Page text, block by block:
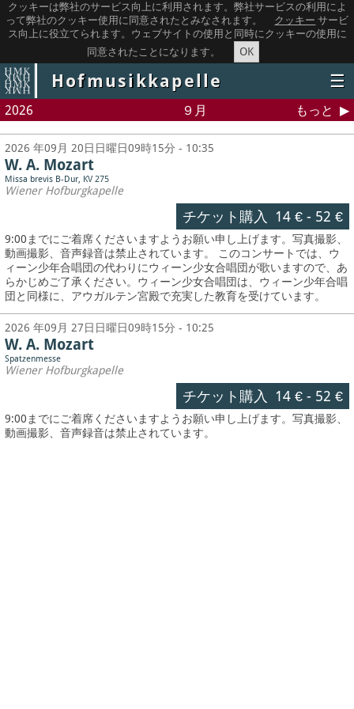
クッキーは弊社のサービス向上に利用されます。弊社サービスの利用によ
って弊社のクッキー使用に同意されたとみなされます。
クッキー サービ
ス向上に役立てられます。ウェブサイトの使用と同時にクッキーの使用に
同意されたことになります。
OK
Hofmusikkapelle ☰
2026 ９月 もっと
2026 年09月 20日日曜日09時15分 - 10:35
W. A. Mozart
Missa brevis B-Dur, KV 275
Wiener Hofburgkapelle
チケット購入 14 €- 52 €
9:00までにご着席くださいますようお願い申し上げます。写真撮影、
動画撮影、音声録音は禁止されています。 このコンサートでは、ウ
ィーン少年合唱団の代わりにウィーン少女合唱団が歌いますので、あ
らかじめご了承ください。ウィーン少女合唱団は、ウィーン少年合唱
団と同様に、アウガルテン宮殿で充実した教育を受けています。
2026 年09月 27日日曜日09時15分 - 10:25
W. A. Mozart
Spatzenmesse
Wiener Hofburgkapelle
チケット購入 14 €- 52 €
9:00までにご着席くださいますようお願い申し上げます。写真撮影、
動画撮影、音声録音は禁止されています。